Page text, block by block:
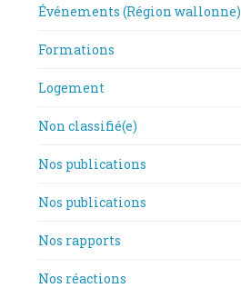
Événements (Région wallonne)
Formations
Logement
Non classifié(e)
Nos publications
Nos publications
Nos rapports
Nos réactions